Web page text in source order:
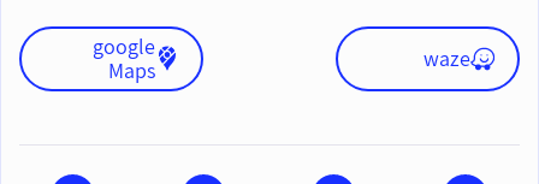
waze
google
Maps